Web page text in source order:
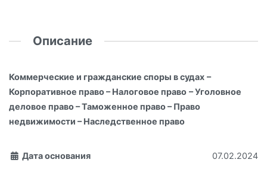
Описание
Коммерческие и гражданские споры в судах –
Корпоративное право– Налоговое право –Уголовное
деловое право– Таможенное право –Право
недвижимости – Наследственное право
Дата основания 07.02.2024